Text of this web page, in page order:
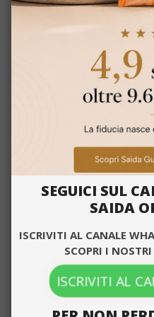
Questo sito web
migliorare la tua
navigazione.
cliccando su
a tutti i cookie o
rifiutarli in
necessari
Targeting
SEGUICI SUL
SAIDA
ISCRIVITI AL CANALE
SCOPRI I
ISCRIVITI AL